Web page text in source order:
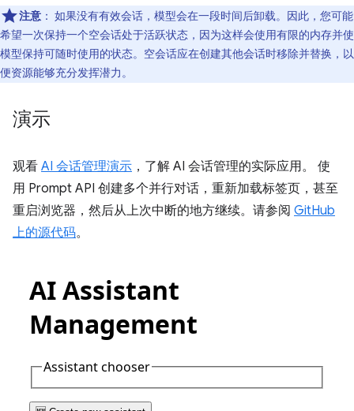
注意 ： 如果没有有效会话，模型会在一段时间后卸载。因此，您可能
希望一次保持一个空会话处于活跃状态，因为这样会使用有限的内存并使
模型保持可随时使用的状态。空会话应在创建其他会话时移除并替换，以
便资源能够充分发挥潜力。
演示
观看 AI 会话管理演示 ，了解 AI 会话管理的实际应用。 使
用 Prompt API 创建多个并行对话，重新加载标签页，甚至
重启浏览器，然后从上次中断的地方继续。请参阅 GitHub
上的源代码。